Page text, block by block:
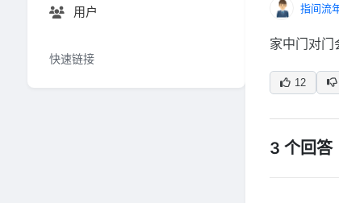
用户
快速链接
指间流
家中门对门
12
3 个回答